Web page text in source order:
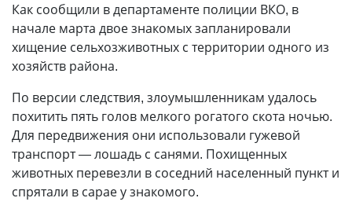
Как сообщили в департаменте полиции ВКО, в
начале марта двое знакомых запланировали
хищение сельхозживотных с территории одного из
хозяйств района.
По версии следствия, злоумышленникам удалось
похитить пять голов мелкого рогатого скота ночью.
Для передвижения они использовали гужевой
транспорт — лошадь с санями. Похищенных
животных перевезли в соседний населенный пункт и
спрятали в сарае у знакомого.